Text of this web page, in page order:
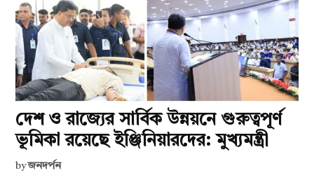
দেশ ও রাজ্যের সার্বিক উন্নয়নে গুরুত্বপূর্ণ
ভূমিকা রয়েছে ইঞ্জিনিয়ারদের: মুখ্যমন্ত্রী
by জনদর্পন